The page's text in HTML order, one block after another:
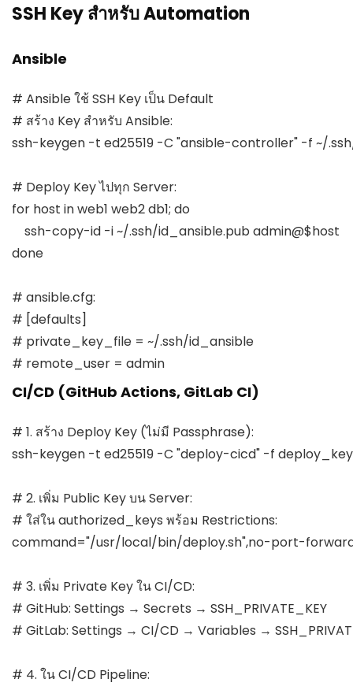
SSH Key สำหรับ Automation
Ansible
# Ansible ใช้ SSH Key เป็น Default
# สร้าง Key สำหรับ Ansible:
ssh-keygen -t ed25519 -C "ansible-controller" -f ~/
# Deploy Key ไปทุก Server:
for host in web1 web2 db1; do
    ssh-copy-id -i ~/.ssh/id_ansible.pub admin@$host
done
# ansible.cfg:
# [defaults]
# private_key_file = ~/.ssh/id_ansible
# remote_user = admin
CI/CD (GitHub Actions, GitLab CI)
# 1. สร้าง Deploy Key (ไม่มี Passphrase):
ssh-keygen -t ed25519 -C "deploy-cicd" -f
# 2. เพิ่ม Public Key บน Server:
# ใส่ใน authorized_keys พร้อม Restrictions:
command="/usr/local/bin/deploy.sh",no-port-
# 3. เพิ่ม Private Key ใน CI/CD:
# GitHub: Settings → Secrets → SSH_PRIVATE_KEY
# GitLab: Settings → CI/CD → Variables →
# 4. ใน CI/CD Pipeline: